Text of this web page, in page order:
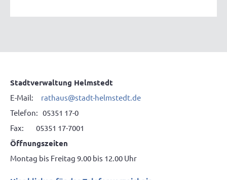
Stadtverwaltung Helmstedt
E-Mail: rathaus@stadt-helmstedt.de
Telefon: 05351 17-0
Fax: 05351 17-7001
Öffnungszeiten
Montag bis Freitag 9.00 bis 12.00 Uhr